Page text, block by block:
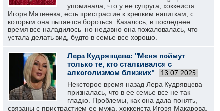
упоминала, что у ее супруга, хоккеиста
Игоря Матвеева, есть пристрастие к крепким напиткам, с
которым она пытается бороться. Казалось, в последнее
время все наладилось, но недавно она пожаловалась, что
устала делать вид, будто в семье все хорошо.
Лера Кудрявцева: "Меня поймут
только те, кто сталкивался с
алкоголизмом близких"
13.07.2025
Некоторое время назад Лера Кудрявцева
призналась, что в ее семье все не так
гладко. Проблемы, как она дала понять,
связаны с пристрастием ее мужа, хоккеиста Игоря Макарова,